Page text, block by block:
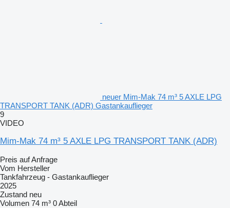
neuer Mim-Mak 74 m³ 5 AXLE LPG
TRANSPORT TANK (ADR) Gastankauflieger
9
VIDEO
Mim-Mak 74 m³ 5 AXLE LPG TRANSPORT TANK (ADR)
Preis auf Anfrage
Vom Hersteller
Tankfahrzeug - Gastankauflieger
2025
Zustand neu
Volumen 74 m³ 0 Abteil